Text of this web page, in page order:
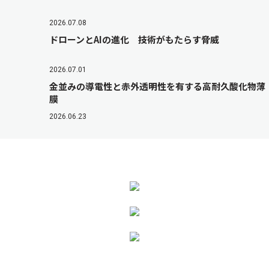
2026.07.08
ドローンとAIの進化 技術がもたらす脅威
2026.07.01
金並みの導電性と赤外透明性を有する高耐久酸化物薄
膜
2026.06.23